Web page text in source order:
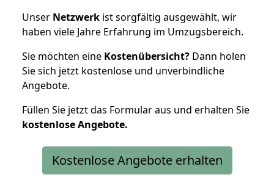
Unser Netzwerk ist sorgfältig ausgewählt, wir
haben viele Jahre Erfahrung im Umzugsbereich.
Sie möchten eine Kostenübersicht? Dann holen
Sie sich jetzt kostenlose und unverbindliche
Angebote.
Füllen Sie jetzt das Formular aus und erhalten Sie
kostenloseAngebote.
Kostenlose Angebote erhalten